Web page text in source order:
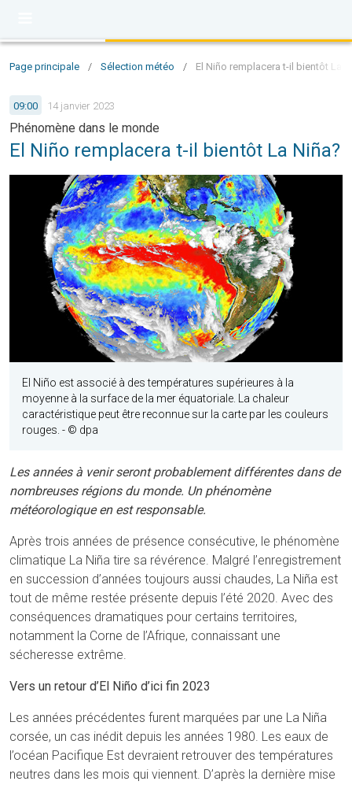
Page principale / Sélection météo / El Niño remplacera t-il bientôt La
09:00 14 janvier 2023
Phénomène dans le monde
El Niño remplacera t-il bientôt La Niña?
El Niño est associé à des températures supérieures à la
moyenne à la surface de la mer équatoriale. La chaleur
caractéristique peut être reconnue sur la carte par les couleurs
rouges. - © dpa
Les années à venir seront probablement différentes dans de
nombreuses régions du monde. Un phénomène
météorologique en est responsable.
Après trois années de présence consécutive, le phénomène
climatique La Niña tire sa révérence. Malgré l’enregistrement
en succession d’années toujours aussi chaudes, La Niña est
tout de même restée présente depuis l’été 2020. Avec des
conséquences dramatiques pour certains territoires,
notamment la Corne de l’Afrique, connaissant une
sécheresse extrême.
Vers un retour d’El Niño d’ici fin 2023
Les années précédentes furent marquées par une La Niña
corsée, un cas inédit depuis les années 1980. Les eaux de
l’océan Pacifique Est devraient retrouver des températures
neutres dans les mois qui viennent. D’après la dernière mise